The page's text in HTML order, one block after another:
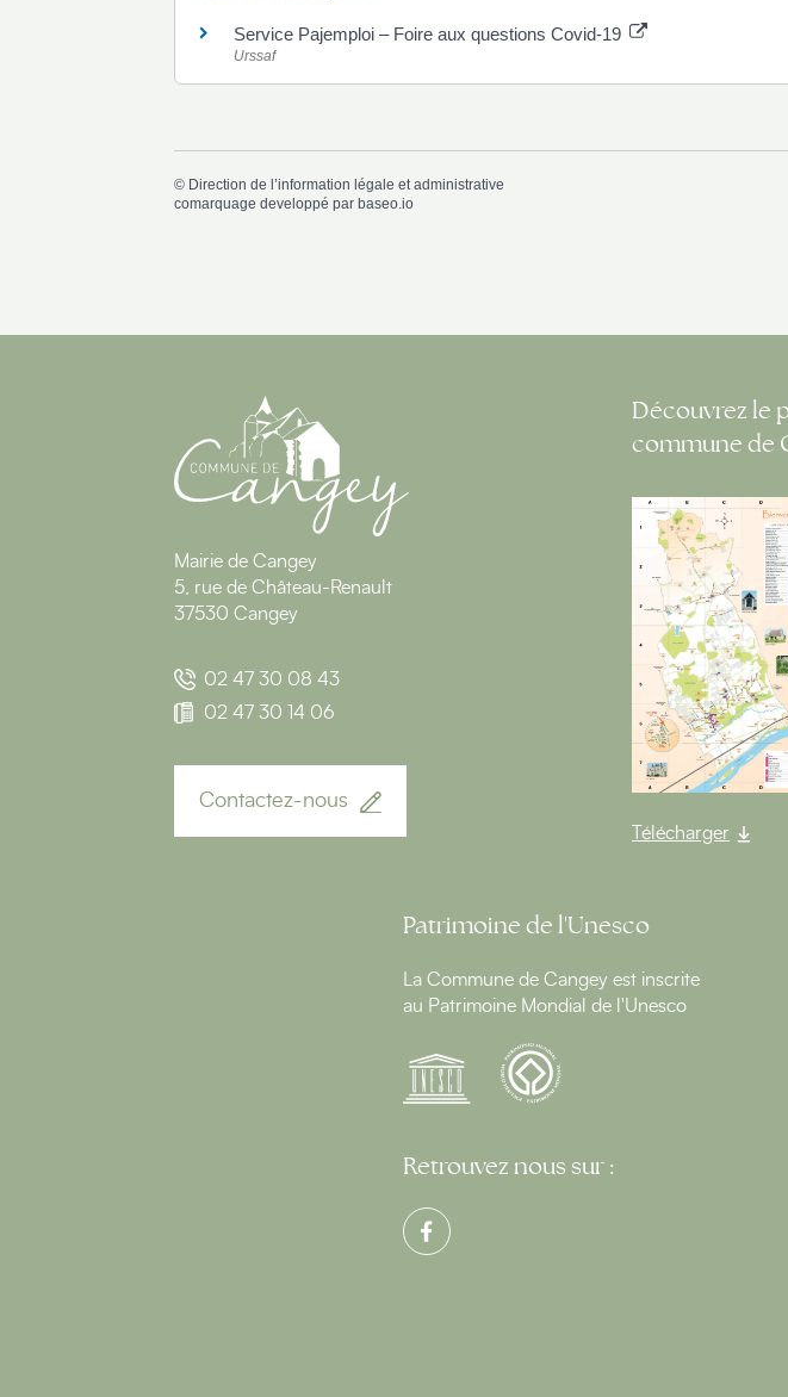
Service Pajemploi – Foire aux questions Covid-19
Urssaf
© Direction de l’information légale et administrative
comarquage developpé par baseo.io
Mairie de Cangey
5, rue de Château-Renault
37530 Cangey
02 47 30 08 43
02 47 30 14 06
Contactez-nous
Découvrez le
commune de
Télécharger
Patrimoine de l'Unesco
La Commune de Cangey est inscrite
au Patrimoine Mondial de l'Unesco
Retrouvez nous sur :